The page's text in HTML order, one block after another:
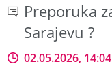
Preporuka
Sarajevu ?
02.05.2026, 14:04